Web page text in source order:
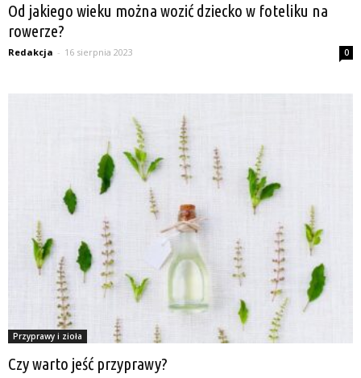
Od jakiego wieku można wozić dziecko w foteliku na
rowerze?
Redakcja - 16 sierpnia 2023 0
Przyprawy i zioła
Czy warto jeść przyprawy?